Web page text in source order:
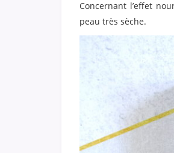
Concernant l’effet
peau très sèche.